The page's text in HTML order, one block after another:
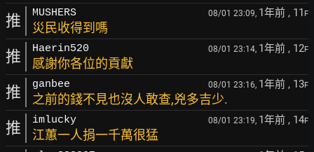
推 MUSHERS 08/01 23:09, 1年前 , 11 F
災民收得到嗎
推 Haerin520 08/01 23:14, 1年前 , 12F
感謝你各位的貢獻
推 ganbee 08/01 23:16, 1年前 , 13F
之前的錢不見也沒人敢查,兇多吉少.
推 imlucky 08/01 23:19, 1年前 , 14F
江蕙一人捐一千萬很猛